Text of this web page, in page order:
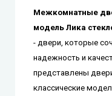
Syndicate Doors
STDM
Gorgania (Горгания)
Mежкомнатные
модель Лика
- двери, которые
надежность и
представлены
классические